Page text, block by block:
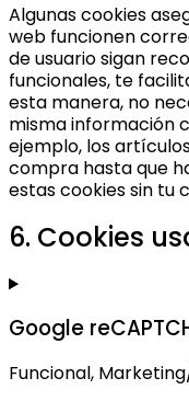
Algunas cookies
web funcionen
de usuario sigan
funcionales, te
esta manera, no
misma información
ejemplo, los
compra hasta que
estas cookies sin tu
6. Cookies
Google
Funcional,